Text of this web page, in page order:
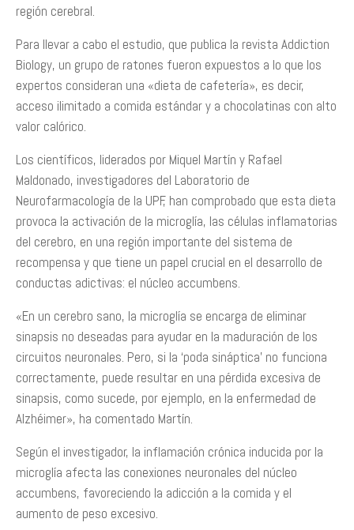
región cerebral.
Para llevar a cabo el estudio, que publica la revista Addiction
Biology, un grupo de ratones fueron expuestos a lo que los
expertos consideran una «dieta de cafetería», es decir,
acceso ilimitado a comida estándar y a chocolatinas con alto
valor calórico.
Los científicos, liderados por Miquel Martín y Rafael
Maldonado, investigadores del Laboratorio de
Neurofarmacología de la UPF, han comprobado que esta dieta
provoca la activación de la microglía, las células inflamatorias
del cerebro, en una región importante del sistema de
recompensa y que tiene un papel crucial en el desarrollo de
conductas adictivas: el núcleo accumbens.
«En un cerebro sano, la microglía se encarga de eliminar
sinapsis no deseadas para ayudar en la maduración de los
circuitos neuronales. Pero, si la ‘poda sináptica’ no funciona
correctamente, puede resultar en una pérdida excesiva de
sinapsis, como sucede, por ejemplo, en la enfermedad de
Alzhéimer», ha comentado Martín.
Según el investigador, la inflamación crónica inducida por la
microglía afecta las conexiones neuronales del núcleo
accumbens, favoreciendo la adicción a la comida y el
aumento de peso excesivo.